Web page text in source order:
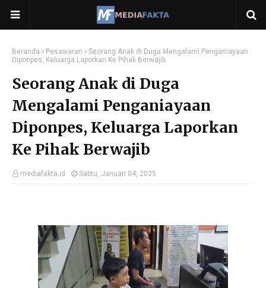
Beranda Pesawaran
Seorang Anak di Duga Mengalami Penganiayaan
Diponpes, Keluarga Laporkan Ke Pihak Berwajib
Seorang Anak di Duga
Mengalami Penganiayaan
Diponpes, Keluarga Laporkan
Ke Pihak Berwajib
mediafakta.id Sabtu, Januari 04, 2025